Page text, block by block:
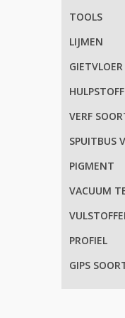
TOOLS
LIJMEN
GIETVLOER
VERF
SPUITBUS
PIGMENT
VACUUM
PROFIEL
GIPS